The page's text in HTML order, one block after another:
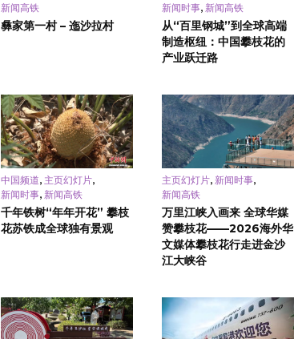
新闻高铁
彝家第一村 – 迤沙拉村
新闻时事 新闻高铁
从“百里钢城”到全球高端
制造枢纽：中国攀枝花的
产业跃迁路
中国频道, 主页幻灯片,
新闻时事, 新闻高铁
千年铁树“年年开花” 攀枝
花苏铁成全球独有景观
主页幻灯片, 新闻时事,
新闻高铁
万里江峡入画来 全球华媒
赞攀枝花——2026海外华
文媒体攀枝花行走进金沙
江大峡谷